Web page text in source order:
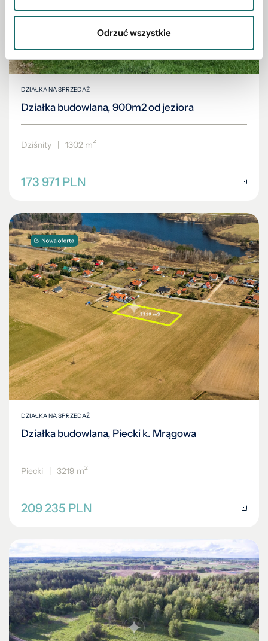
Odrzuć wszystkie
DZIAŁKA NA SPRZEDAŻ
Działka budowlana, 900m2 od jeziora
Dziśnity | 1302 m2
173 971 PLN
DZIAŁKA NA SPRZEDAŻ
Działka budowlana, Piecki k. Mrągowa
Piecki | 3219 m2
209 235 PLN